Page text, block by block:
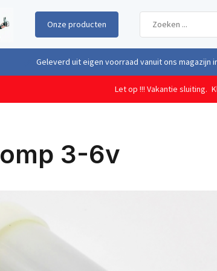
Onze producten
Geleverd uit eigen voorraad vanuit ons magazijn
Let op !!! Vakantie sluiting.
3-6v